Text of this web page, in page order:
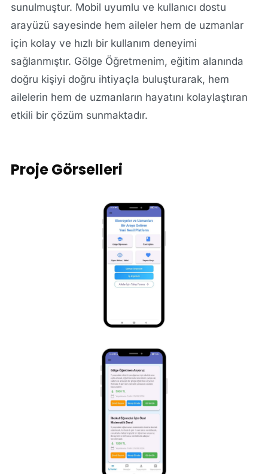
sunulmuştur. Mobil uyumlu ve kullanıcı dostu
arayüzü sayesinde hem aileler hem de uzmanlar
için kolay ve hızlı bir kullanım deneyimi
sağlanmıştır. Gölge Öğretmenim, eğitim alanında
doğru kişiyi doğru ihtiyaçla buluşturarak, hem
ailelerin hem de uzmanların hayatını kolaylaştıran
etkili bir çözüm sunmaktadır.
Proje Görselleri